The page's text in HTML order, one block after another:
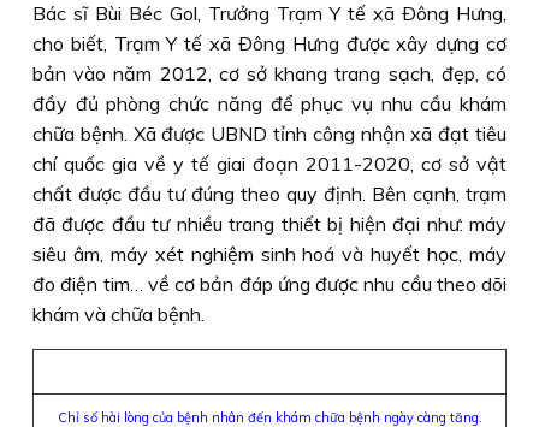
Bác sĩ Bùi Béc Gol, Trưởng Trạm Y tế xã Ðông Hưng,
cho biết, Trạm Y tế xã Ðông Hưng được xây dựng cơ
bản vào năm 2012, cơ sở khang trang sạch, đẹp, có
đầy đủ phòng chức năng để phục vụ nhu cầu khám
chữa bệnh. Xã được UBND tỉnh công nhận xã đạt tiêu
chí quốc gia về y tế giai đoạn 2011-2020, cơ sở vật
chất được đầu tư đúng theo quy định. Bên cạnh, trạm
đã được đầu tư nhiều trang thiết bị hiện đại như: máy
siêu âm, máy xét nghiệm sinh hoá và huyết học, máy
đo điện tim… về cơ bản đáp ứng được nhu cầu theo dõi
khám và chữa bệnh.
Chỉ số hài lòng của bệnh nhân đến khám chữa bệnh ngày càng tăng.